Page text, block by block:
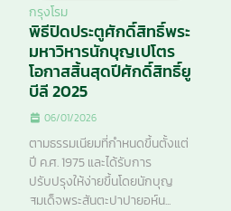
กรุงโรม
พิธีปิดประตูศักดิ์สิทธิ์พระ
มหาวิหารนักบุญเปโตร
โอกาสสิ้นสุดปีศักดิ์สิทธิ์ยู
บีลี 2025
06/01/2026
ตามธรรมเนียมที่กำหนดขึ้นตั้งแต่
ปี ค.ศ. 1975 และได้รับการ
ปรับปรุงให้ง่ายขึ้นโดยนักบุญ
สมเด็จพระสันตะปาปายอห์น...